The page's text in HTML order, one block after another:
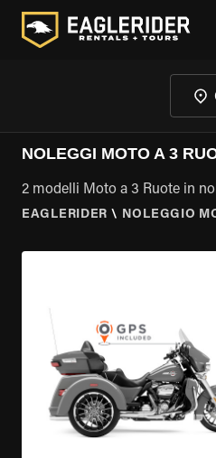
NOLEGGI MOTO A 3
2 modelli Moto a 3 Ruote in
EAGLERIDER \ NOLEGGIO